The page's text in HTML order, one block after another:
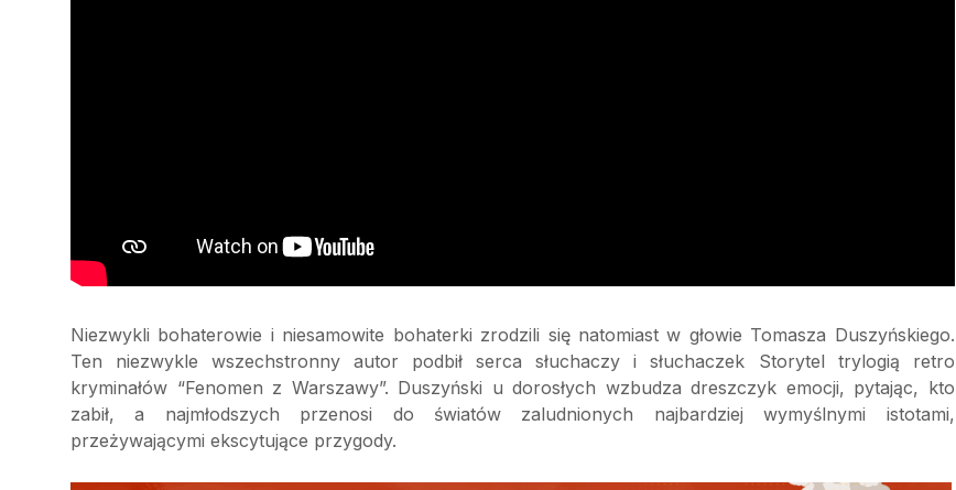
Niezwykli bohaterowie i niesamowite bohaterki zrodzili się natomiast w głowie Tomasza Duszyńskiego.
Ten niezwykle wszechstronny autor podbił serca słuchaczy i słuchaczek Storytel trylogią retro
kryminałów “Fenomen z Warszawy”. Duszyński u dorosłych wzbudza dreszczyk emocji, pytając, kto
zabił, a najmłodszych przenosi do światów zaludnionych najbardziej wymyślnymi istotami,
przeżywającymi ekscytujące przygody.